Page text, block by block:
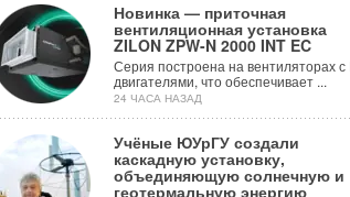
Новинка — приточная
вентиляционная установка
ZILON ZPW-N 2000 INT EC
Серия построена на вентиляторах с
двигателями, что обеспечивает ...
24 ЧАСА НАЗАД
Учёные ЮУрГУ создали
каскадную установку,
объединяющую солнечную и
геотермальную энергию